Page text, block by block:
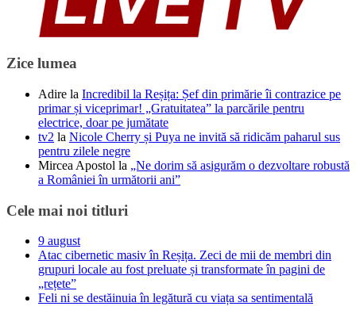
Zice lumea
Adire la Incredibil la Reșița: Șef din primărie îi contrazice pe
primar și viceprimar! „Gratuitatea” la parcările pentru
electrice, doar pe jumătate
tv2 la Nicole Cherry și Puya ne invită să ridicăm paharul sus
pentru zilele negre
Mircea Apostol la „Ne dorim să asigurăm o dezvoltare robustă
a României în următorii ani”
Cele mai noi titluri
9 august
Atac cibernetic masiv în Reșița. Zeci de mii de membri din
grupuri locale au fost preluate și transformate în pagini de
„rețete”
Feli ni se destăinuia în legătură cu viața sa sentimentală